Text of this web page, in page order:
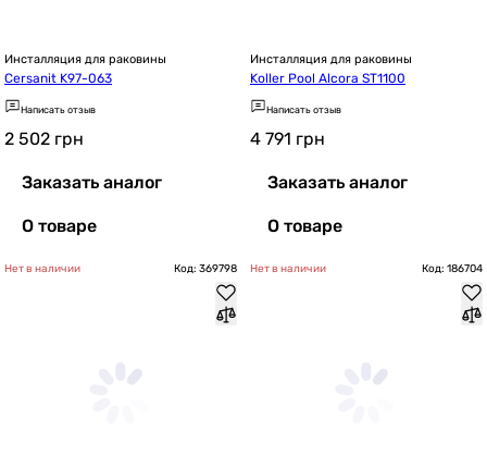
Инсталляция для раковины
Cersanit K97-063
Написать отзыв
2 502 грн
Заказать аналог
О товаре
Инсталляция для раковины
Koller Pool Alcora ST1100
Написать отзыв
4 791 грн
Заказать аналог
О товаре
Нет в наличии Код: 369798 Нет в наличии Код: 186704